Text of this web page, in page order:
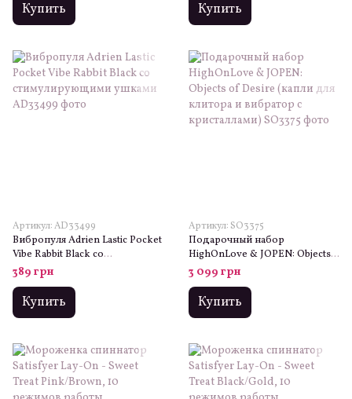
Купить Купить
Артикул: AD33499
Вибропуля Adrien Lastic Pocket
Vibe Rabbit Black со
стимулирующими ушками
389 грн
Купить
Артикул: SO3375
Подарочный набор
HighOnLove & JOPEN: Objects
of Desire (капли для клитора и
вибратор с кристаллами)
3 099 грн
Купить